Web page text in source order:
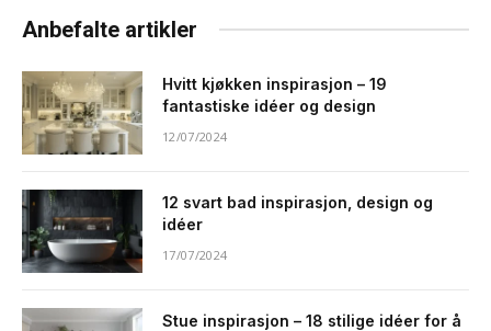
Anbefalte artikler
Hvitt kjøkken inspirasjon – 19
fantastiske idéer og design
12/07/2024
12 svart bad inspirasjon, design og
idéer
17/07/2024
Stue inspirasjon – 18 stilige idéer for å